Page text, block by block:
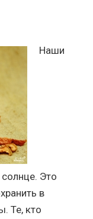
Наши
Это
в
Те, кто